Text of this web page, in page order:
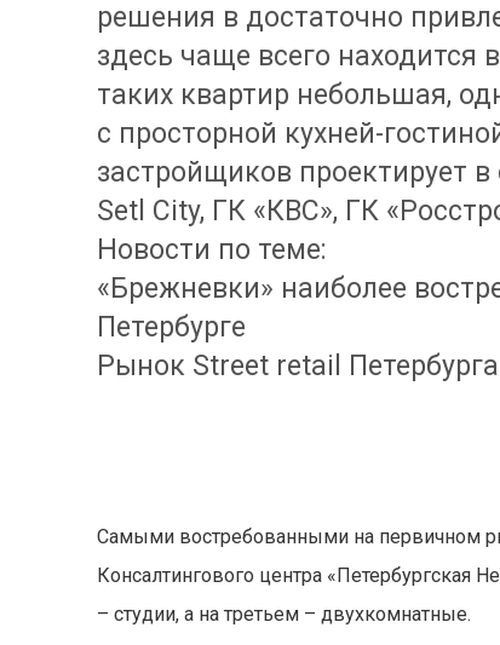
решения в достаточно
здесь чаще всего
таких квартир небольшая,
с просторной кухней-
застройщиков проектирует
Setl City, ГК «КВС», ГК
Новости по теме:
«Брежневки» наиболее
Петербурге
Рынок Street retail
Самыми востребованными на первичном
Консалтингового центра «Петербургская
– студии, а на третьем – двухкомнатные.